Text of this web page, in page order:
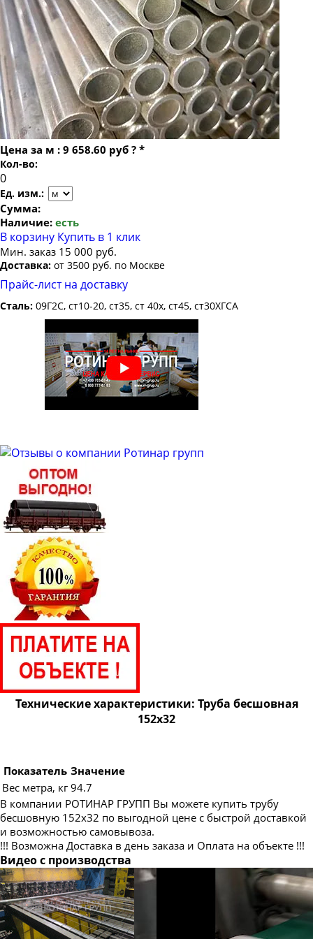
Труба бесшовная 22
Труба бесшовная 24
Труба бесшовная 25
Труба бесшовная 26
Труба бесшовная 27
Труба бесшовная 28
Труба бесшовная 30
Труба бесшовная 32
Труба бесшовная 35
Труба бесшовная 36
Труба бесшовная 38
Труба бесшовная 40
Труба бесшовная 42
Труба бесшовная 45
Труба бесшовная 48
Труба бесшовная 50
Труба бесшовная 51
Труба бесшовная 53
Труба бесшовная 63
Труба бесшовная 63.5
Труба бесшовная 65
Труба бесшовная 68
Труба бесшовная 70
Труба бесшовная 73
Труба бесшовная 76
Труба бесшовная 83
Труба бесшовная 95
Труба бесшовная 102
Труба бесшовная 121
Труба бесшовная 127
Труба бесшовная 133
Труба бесшовная 140
Труба бесшовная 146
Труба бесшовная 159
Труба бесшовная 168
Труба бесшовная 180
Труба бесшовная 152х25
Труба бесшовная 152х28
Труба бесшовная 152х30
Труба бесшовная 152х32
Труба бесшовная 152х36
Труба бесшовная 152х40
Цена за м : 9 658.60 руб ? *
Кол-во:
Ед. изм.:
Сумма:
Наличие: есть
В корзину Купить в 1 клик
Мин. заказ 15 000 руб.
Доставка: от 3500 руб. по Москве
Прайс-лист на доставку
Сталь: 09Г2С, ст10-20, ст35, ст 40х, ст45, ст30ХГСА
Технические характеристики: Труба бесшовная
152х32
Показатель Значение
Вес метра, кг 94.7
В компании РОТИНАР ГРУПП Вы можете купить трубу
бесшовную 152х32 по выгодной цене с быстрой доставкой
и возможностью самовывоза.
!!! Возможна Доставка в день заказа и Оплата на объекте !!!
Видео с производства